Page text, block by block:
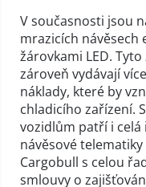
V současnosti jsou
mrazicích návěsech
žárovkami LED.
zároveň vydávají
náklady, které by
chladicího zařízení.
vozidlům patří i celá
návěsové
Cargobull s celou
smlouvy o